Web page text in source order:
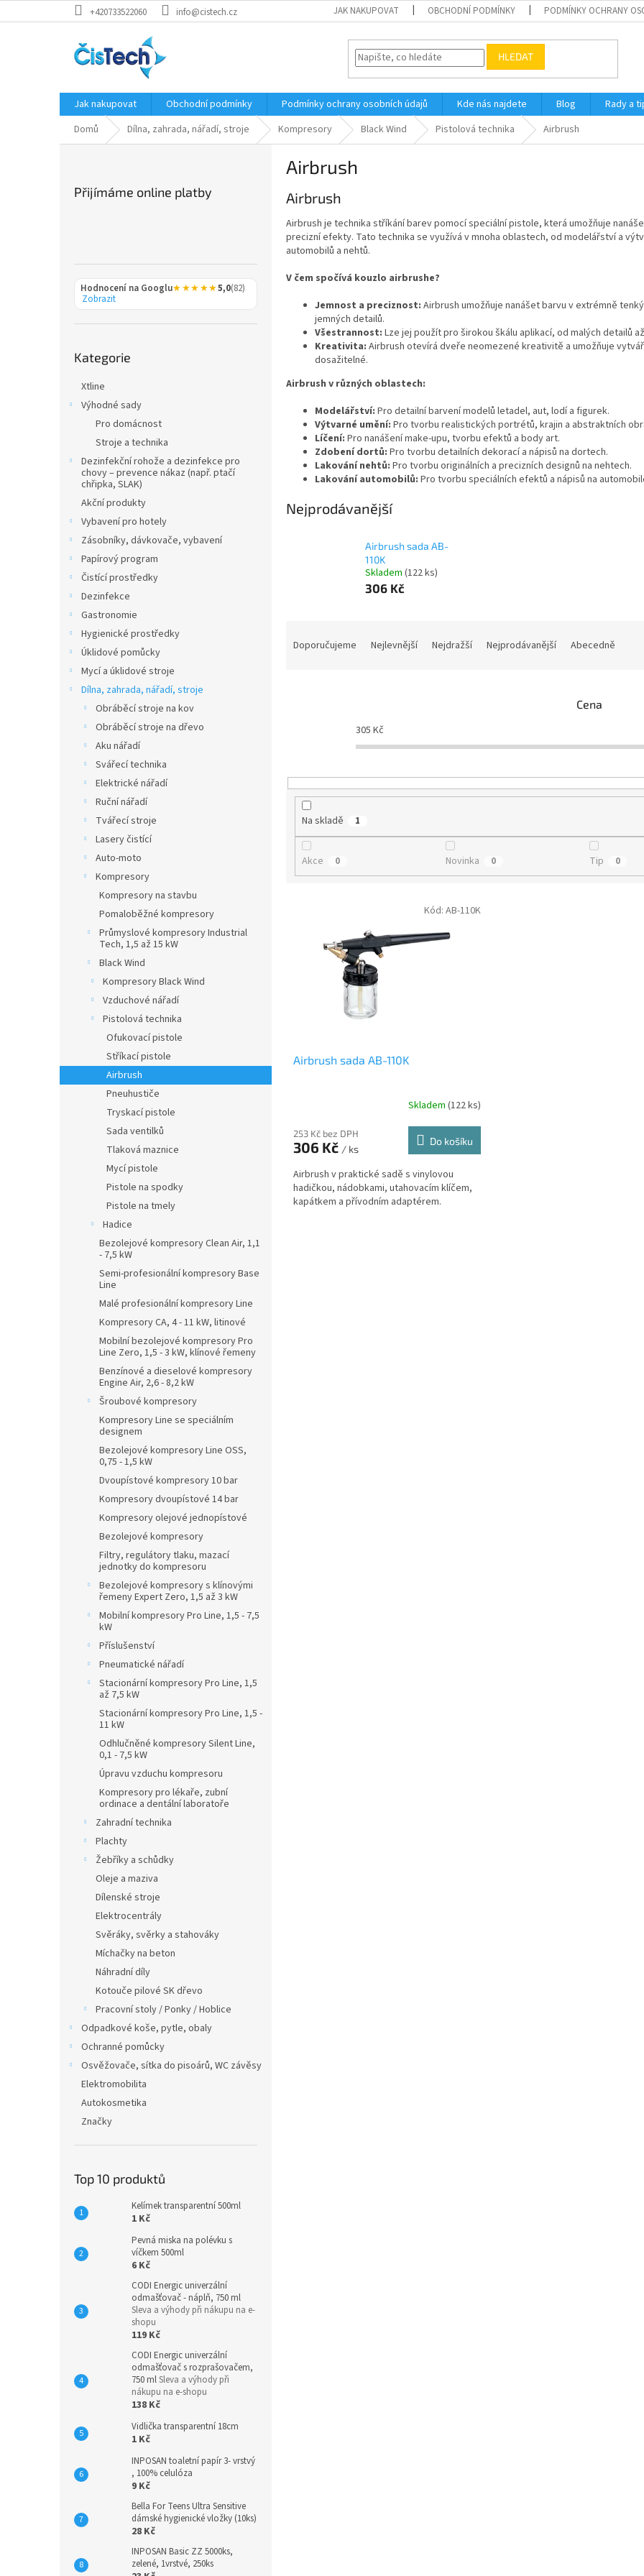
na
+420733522060 info@cistech.cz JAK NAKUPOVAT OBCHODNÍ PODMÍNKY PODMÍNKY OCHRANY
HLEDAT
Jak nakupovat Obchodní podmínky Podmínky ochrany osobních údajů Kde nás najdete Blog Rady a
Domů
Dílna, zahrada, nářadí, stroje Kompresory Black Wind Pistolová technika Airbrush
Přijímáme online platby
Hodnocení na Googlu★★★★★5,0(82)
Zobrazit
kategorie
Kategorie
Xtline
Výhodné sady
Pro domácnost
Stroje a technika
Dezinfekční rohože a dezinfekce pro
chovy – prevence nákaz (např. ptačí
chřipka, SLAK)
Akční produkty
Vybavení pro hotely
Zásobníky, dávkovače, vybavení
Papírový program
Čistící prostředky
Dezinfekce
Gastronomie
Hygienické prostředky
Úklidové pomůcky
Mycí a úklidové stroje
Dílna, zahrada, nářadí, stroje
Obráběcí stroje na kov
Obráběcí stroje na dřevo
Aku nářadí
Svářecí technika
Elektrické nářadí
Ruční nářadí
Tvářecí stroje
Lasery čistící
Auto-moto
Kompresory
Kompresory na stavbu
Pomaloběžné kompresory
Průmyslové kompresory Industrial
Tech, 1,5 až 15 kW
Black Wind
Kompresory Black Wind
Vzduchové nářadí
Pistolová technika
Ofukovací pistole
Stříkací pistole
Airbrush
Pneuhustiče
Tryskací pistole
Sada ventilků
Tlaková maznice
Mycí pistole
Pistole na spodky
Pistole na tmely
Hadice
Bezolejové kompresory Clean Air, 1,1
- 7,5 kW
Semi-profesionální kompresory Base
Line
Malé profesionální kompresory Line
Kompresory CA, 4 - 11 kW, litinové
Mobilní bezolejové kompresory Pro
Line Zero, 1,5 - 3 kW, klínové řemeny
Benzínové a dieselové kompresory
Engine Air, 2,6 - 8,2 kW
Šroubové kompresory
Kompresory Line se speciálním
designem
Bezolejové kompresory Line OSS,
0,75 - 1,5 kW
Dvoupístové kompresory 10 bar
Kompresory dvoupístové 14 bar
Kompresory olejové jednopístové
Bezolejové kompresory
Filtry, regulátory tlaku, mazací
jednotky do kompresoru
Bezolejové kompresory s klínovými
řemeny Expert Zero, 1,5 až 3 kW
Mobilní kompresory Pro Line, 1,5 - 7,5
kW
Příslušenství
Pneumatické nářadí
Stacionární kompresory Pro Line, 1,5
až 7,5 kW
Stacionární kompresory Pro Line, 1,5 -
11 kW
Odhlučněné kompresory Silent Line,
0,1 - 7,5 kW
Úpravu vzduchu kompresoru
Kompresory pro lékaře, zubní
ordinace a dentální laboratoře
Zahradní technika
Plachty
Žebříky a schůdky
Oleje a maziva
Dílenské stroje
Elektrocentrály
Svěráky, svěrky a stahováky
Míchačky na beton
Náhradní díly
Kotouče pilové SK dřevo
Pracovní stoly / Ponky / Hoblice
Odpadkové koše, pytle, obaly
Ochranné pomůcky
Osvěžovače, sítka do pisoárů, WC závěsy
Elektromobilita
Autokosmetika
Značky
Top 10 produktů
Kelímek transparentní 500ml
1 Kč
Pevná miska na polévku s
víčkem 500ml
6 Kč
CODI Energic univerzální
odmašťovač - náplň, 750 ml
Sleva a výhody při nákupu na e-
shopu
119 Kč
CODI Energic univerzální
odmašťovač s rozprašovačem,
750 mlSleva a výhody při
nákupu na e-shopu
138 Kč
Vidlička transparentní 18cm
1 Kč
INPOSAN toaletní papír 3- vrstvý
, 100% celulóza
9 Kč
Bella For Teens Ultra Sensitive
dámské hygienické vložky (10ks)
28 Kč
INPOSAN Basic ZZ 5000ks,
zelené, 1vrstvé, 250ks
Airbrush
Airbrush
Airbrush je technika stříkání barev pomocí speciální pistole, která umožňuje
precizní efekty. Tato technika se využívá v mnoha oblastech, od modelářství a
automobilů a nehtů.
V čem spočívá kouzlo airbrushe?
Jemnost a preciznost: Airbrush umožňuje nanášet barvu v extrémně
jemných detailů.
Všestrannost: Lze jej použít pro širokou škálu aplikací, od malých detailů
Kreativita: Airbrush otevírá dveře neomezené kreativitě a umožňuje
dosažitelné.
Airbrush v různých oblastech:
Modelářství: Pro detailní barvení modelů letadel, aut, lodí a figurek.
Výtvarné umění: Pro tvorbu realistických portrétů, krajin a abstraktních
Líčení: Pro nanášení make-upu, tvorbu efektů a body art.
Zdobení dortů: Pro tvorbu detailních dekorací a nápisů na dortech.
Lakování nehtů: Pro tvorbu originálních a precizních designů na nehtech.
Lakování automobilů: Pro tvorbu speciálních efektů a nápisů na
Nejprodávanější
Airbrush sada AB-
110K
Skladem (122 ks)
306 Kč
u
Doporučujeme Nejlevnější Nejdražší Nejprodávanější Abecedně
Cena
305 Kč
Na skladě 1
Akce 0 Novinka 0 Tip 0
Airbrush sada AB-110K
Skladem (122 ks)
253 Kč bez DPH
306 Kč / ks
Do košíku
Airbrush v praktické sadě s vinylovou
hadičkou, nádobkami, utahovacím klíčem,
kapátkem a přívodním adaptérem.
Kód: AB-110K